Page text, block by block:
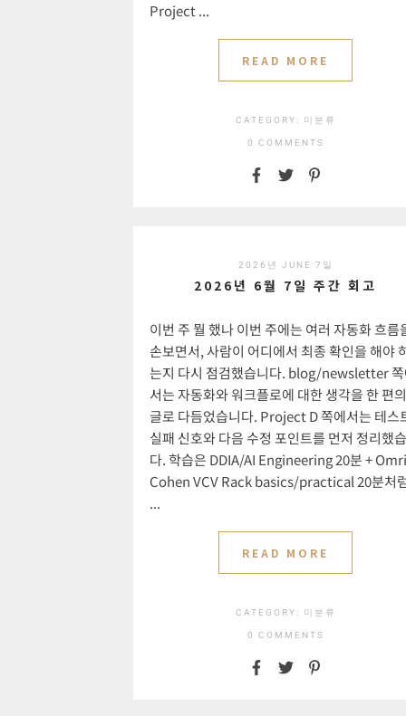
Project ...
READ MORE
CATEGORY: 미분류
0 COMMENTS
2026년 JUNE 7일
2026년 6월 7일 주간 회고
이번 주 뭘 했나 이번 주에는 여러 자동화 흐름
손보면서, 사람이 어디에서 최종 확인을 해야
는지 다시 점검했습니다. blog/newsletter
서는 자동화와 워크플로에 대한 생각을 한 편의
글로 다듬었습니다. Project D 쪽에서는 테스
실패 신호와 다음 수정 포인트를 먼저 정리했
다. 학습은 DDIA/AI Engineering 20분 + Omri
Cohen VCV Rack basics/practical 20분처
...
READ MORE
CATEGORY: 미분류
0 COMMENTS